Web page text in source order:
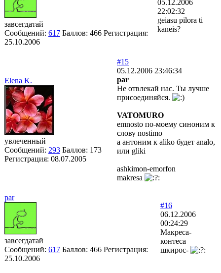
завсегдатай
Сообщений: 617 Баллов: 466 Регистрация:
25.10.2006
05.12.2006
22:02:32
geiasu pilora ti
kaneis?
Elena K.
увлеченный
Сообщений: 293 Баллов: 173
Регистрация: 08.07.2005
#15
05.12.2006 23:46:34
par
Не отвлекай нас. Ты лучше
присоединяйся.
VATOMURO
emnosto по-моему синоним к
слову nostimo
а антоним к aliko будет analo,
или gliki
ashkimon-emorfon
makresa
par
завсегдатай
Сообщений: 617 Баллов: 466 Регистрация:
25.10.2006
#16
06.12.2006
00:24:29
Макреса-
контеса
шкирос-